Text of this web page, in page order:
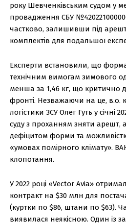
року Шевченківським судом у
провадження СБУ
частково, залишивши під
комплектів для подальшої
Експерти встановили, що
технічним вимогам зимового
менша за 1,46 кг, що критично
фронті. Незважаючи на це, в.о.
логістики ЗСУ Олег Гуть у січні
суду з проханням зняти арешт,
дефіцитом форми та
«умовах помірного клімату».
клопотання.
У 2022 році «Vector Avia»
контракт на $30 млн для
(куртки по $86, штани по $63).
виявилася неякісною. Один із